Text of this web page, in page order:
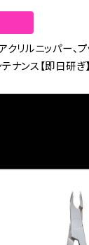
クリルニッパー
ナンス【即日研ぎ